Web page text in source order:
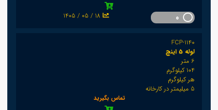
1405 / 05 / 18
FCP-1140
لوله 5 اینچ
6 متر
104 کیلوگرم
هر کیلوگرم
5 میلیمتر در کارخانه
تماس بگیرید